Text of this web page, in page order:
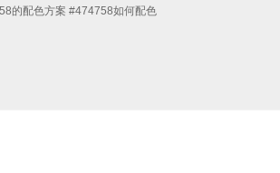
的配色方案 #474758如何配色